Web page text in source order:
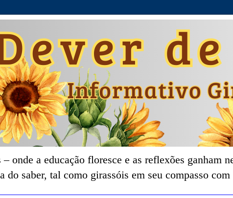
onde a educação floresce e as reflexões ganham
do saber, tal como girassóis em seu compasso com